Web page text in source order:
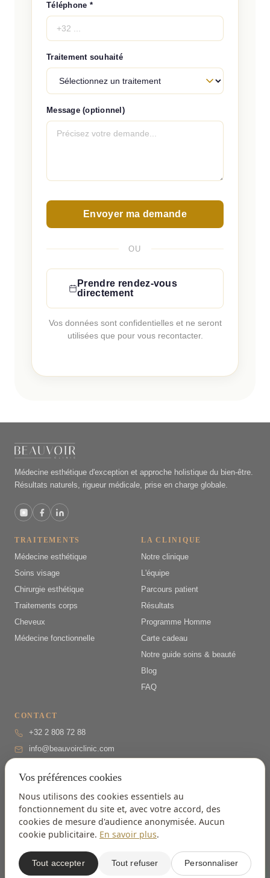
Téléphone *
Traitement souhaité
Message (optionnel)
Envoyer ma demande
OU
Prendre rendez-vous
directement
Vos données sont confidentielles et ne seront
utilisées que pour vous recontacter.
Médecine esthétique d'exception et approche holistique du bien-être.
Résultats naturels, rigueur médicale, prise en charge globale.
TRAITEMENTS
Médecine esthétique
Soins visage
Chirurgie esthétique
Traitements corps
Cheveux
Médecine fonctionnelle
LA CLINIQUE
Notre clinique
L'équipe
Parcours patient
Résultats
Programme Homme
Carte cadeau
Notre guide soins & beauté
Blog
FAQ
CONTACT
+32 2 808 72 88
info@beauvoirclinic.com
Waterloo
Lun–Ven 9h–18h(secrétariat
17h)· Sam sur RDV
5,0/5sur Google · 26 avis
© 2026 Beauvoir Clinic
Mentions légales
Cookies
Vos préférences cookies
Nous utilisons des cookies essentiels au
fonctionnement du site et, avec votre accord, des
cookies de mesure d'audience anonymisée. Aucun
cookie publicitaire. En savoir plus.
Tout accepter Tout refuser Personnaliser